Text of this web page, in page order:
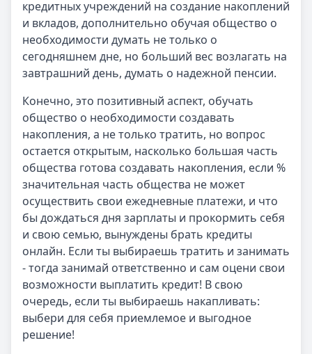
кредитных учреждений на создание накоплений
и вкладов, дополнительно обучая общество о
необходимости думать не только о
сегодняшнем дне, но больший вес возлагать на
завтрашний день, думать о надежной пенсии.
Конечно, это позитивный аспект, обучать
общество о необходимости создавать
накопления, а не только тратить, но вопрос
остается открытым, насколько большая часть
общества готова создавать накопления, если %
значительная часть общества не может
осуществить свои ежедневные платежи, и что
бы дождаться дня зарплаты и прокормить себя
и свою семью, вынуждены брать кредиты
онлайн. Если ты выбираешь тратить и занимать
- тогда занимай ответственно и сам оцени свои
возможности выплатить кредит! В свою
очередь, если ты выбираешь накапливать:
выбери для себя приемлемое и выгодное
решение!